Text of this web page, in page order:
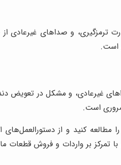
و صداهای غیرعادی
است.
غیرعادی، و مشکل در تعویض
است.
مطالعه کنید و از
با تمرکز بر واردات و فروش قطعات